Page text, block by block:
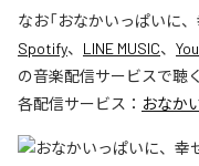
なお「おなかいっぱいに
Spotify、 LINE MUSIC、
の音楽配信サービスで聴
各配信サービス： おなか